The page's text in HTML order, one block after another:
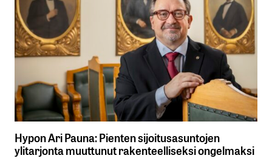
Hypon Ari Pauna: Pienten sijoitusasuntojen
ylitarjonta muuttunut rakenteelliseksi ongelmaksi